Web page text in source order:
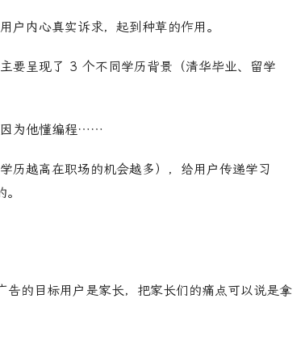
户内心真实诉求，起到种草的作用。
要呈现了 3 个不同学历背景 （清华毕业、留学
因为他懂编程……
学历越高在职场的机会越多）
，给用户传递学习
的目标用户是家长，把家长们的痛点可以说是拿